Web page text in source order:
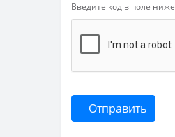
Введите код в поле ниже
Отправить